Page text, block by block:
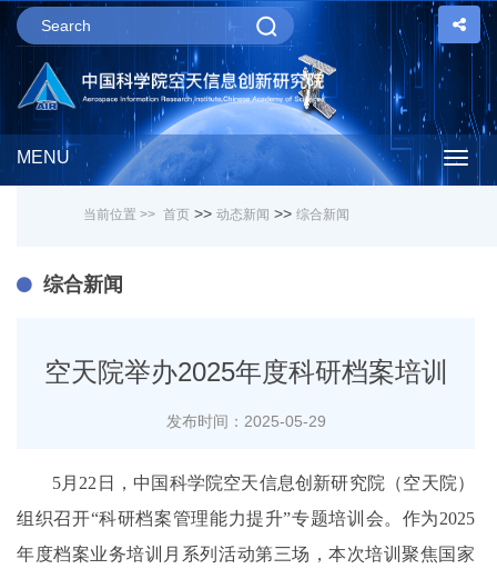
MENU
当前位置 >> 首页 >> 动态新闻 >> 综合新闻
综合新闻
空天院举办2025年度科研档案培训
发布时间：2025-05-29
5月22日，中国科学院空天信息创新研究院（空天院）
组织召开“科研档案管理能力提升”专题培训会。作为2025
年度档案业务培训月系列活动第三场，本次培训聚焦国家